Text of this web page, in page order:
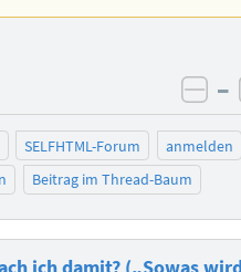
–
SELFHTML-Forum
anmelden
Beitrag im Thread-Baum